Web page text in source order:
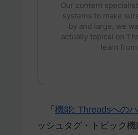
Our content
systems to make
by and large, we
actually topical on
learn
機能: Threadsへの
ッシュタグ・トピック